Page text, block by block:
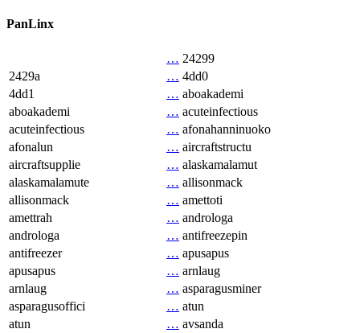
PanLinx
… 24299
2429a
… 4dd0
4dd1
… aboakademi
aboakademi
… acuteinfectious
acuteinfectious
… afonahanninuoko
afonalun
… aircraftstructu
aircraftsupplie
… alaskamalamut
alaskamalamute
… allisonmack
allisonmack
… amettoti
amettrah
… androloga
androloga
… antifreezepin
antifreezer
… apusapus
apusapus
… arnlaug
arnlaug
… asparagusminer
asparagusoffici
… atun
atun
… avsanda